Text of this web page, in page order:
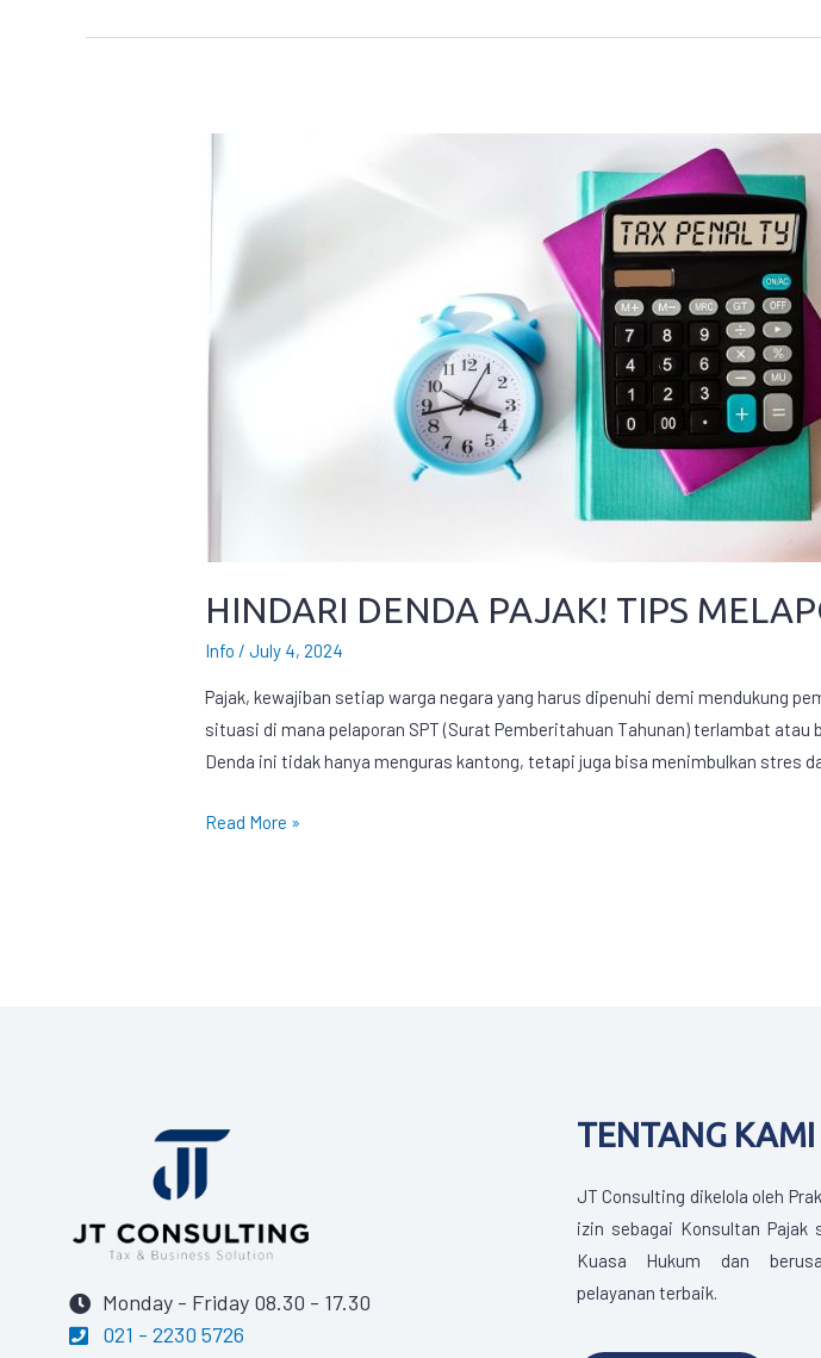
HINDARI DENDA PAJAK! TIPS
Info /July 4, 2024
Pajak, kewajiban setiap warga negara yang harus dipenuhi demi mendukung
situasi di mana pelaporan SPT (Surat Pemberitahuan Tahunan) terlambat
Denda ini tidak hanya menguras kantong, tetapi juga bisa menimbulkan stres
Read More »
Monday - Friday 08.30 - 17.30
021 - 2230 5726
TENTANG KAMI
JT Consulting dikelola oleh
izin sebagai Konsultan Pajak
Kuasa Hukum dan
pelayanan terbaik.